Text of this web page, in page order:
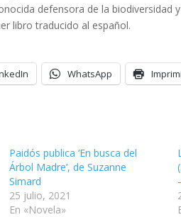
defensora de la biodiversidad
libro traducido al español.
WhatsApp
Paidós publica ‘En busca del
Árbol Madre’, de Suzanne
Simard
25 julio, 2021
En «Novela»